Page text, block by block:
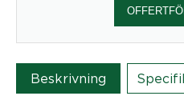
4200
mängd
Beskrivning